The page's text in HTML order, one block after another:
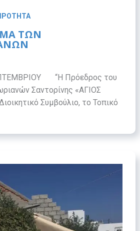
ΤΩΝ
“Η Πρόεδρος του
Σαντορίνης «ΑΓΙΟΣ
Συμβούλιο, το Τοπικό